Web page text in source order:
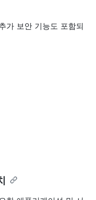
가 보안 기능도 포함되